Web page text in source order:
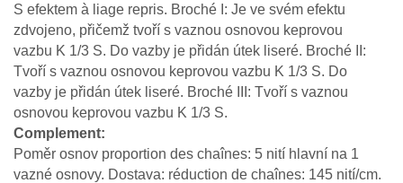
S efektem à liage repris. Broché I: Je ve svém efektu
zdvojeno, přičemž tvoří s vaznou osnovou keprovou
vazbu K 1/3 S. Do vazby je přidán útek liseré. Broché II:
Tvoří s vaznou osnovou keprovou vazbu K 1/3 S. Do
vazby je přidán útek liseré. Broché III: Tvoří s vaznou
osnovou keprovou vazbu K 1/3 S.
Complement
Poměr osnov proportion des chaînes: 5 nití hlavní na 1
vazné osnovy. Dostava: réduction de chaînes: 145 nití/cm.